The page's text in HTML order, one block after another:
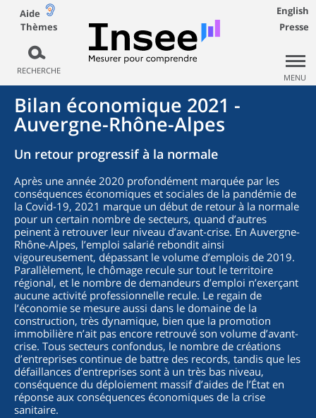
Aide
Thèmes
RECHERCHE
English
Presse
MENU
Bilan économique 2021 -
Auvergne-Rhône-Alpes
Un retour progressif à la normale
Après une année 2020 profondément marquée par les
conséquences économiques et sociales de la pandémie de
la Covid-19, 2021 marque un début de retour à la normale
pour un certain nombre de secteurs, quand d’autres
peinent à retrouver leur niveau d’avant-crise. En Auvergne-
Rhône-Alpes, l’emploi salarié rebondit ainsi
vigoureusement, dépassant le volume d’emplois de 2019.
Parallèlement, le chômage recule sur tout le territoire
régional, et le nombre de demandeurs d’emploi n’exerçant
aucune activité professionnelle recule. Le regain de
l’économie se mesure aussi dans le domaine de la
construction, très dynamique, bien que la promotion
immobilière n’ait pas encore retrouvé son volume d’avant-
crise. Tous secteurs confondus, le nombre de créations
d’entreprises continue de battre des records, tandis que les
défaillances d’entreprises sont à un très bas niveau,
conséquence du déploiement massif d’aides de l’État en
réponse aux conséquences économiques de la crise
sanitaire.